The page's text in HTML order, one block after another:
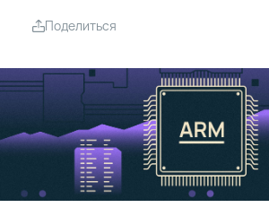
рассказ о
эстимейтах
немного
граблей,
которые
Поделиться